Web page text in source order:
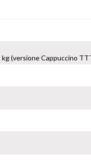
(versione Cappuccino